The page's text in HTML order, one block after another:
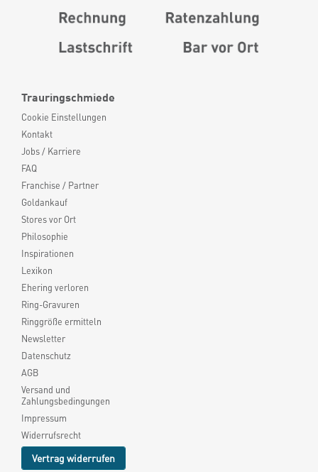
Trauringschmiede
Cookie Einstellungen
Kontakt
Jobs / Karriere
FAQ
Franchise / Partner
Goldankauf
Stores vor Ort
Philosophie
Inspirationen
Lexikon
Ehering verloren
Ring-Gravuren
Ringgröße ermitteln
Newsletter
Datenschutz
AGB
Versand und
Zahlungsbedingungen
Impressum
Widerrufsrecht
Vertrag widerrufen